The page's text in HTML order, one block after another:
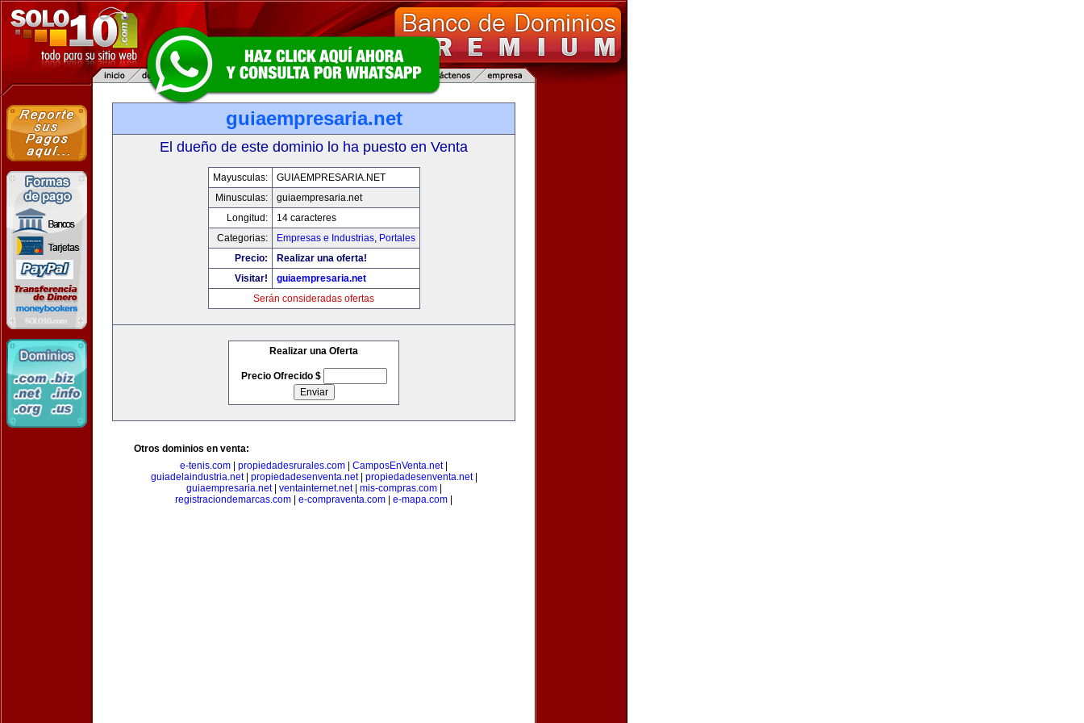
guiaempresaria.net
El dueño de este dominio lo ha puesto en Venta
Mayusculas:
GUIAEMPRESARIA.NET
Minusculas:
guiaempresaria.net
Longitud:
14 caracteres
Categorias:
Empresas e Industrias, Portales
Precio:
Realizar una oferta!
Visitar!
guiaempresaria.net
Serán consideradas ofertas
Realizar una Oferta
Precio Ofrecido $
Otros dominios en venta:
e-tenis.com
propiedadesrurales.com CamposEnVenta.net
guiadelaindustria.net propiedadesenventa.net propiedadesenventa.net|
guiaempresaria.net| ventainternet.net| mis-compras.com|
registraciondemarcas.com
e-compraventa.com e-mapa.com